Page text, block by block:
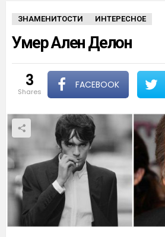
ЗНАМЕНИТОСТИ ИНТЕРЕСНОЕ
Умер Ален Делон
3
shares
FACEBOOK